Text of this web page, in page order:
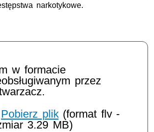
narkotykowe.
w formacie
przez
Pobierz plik(format flv -
3.29 MB)